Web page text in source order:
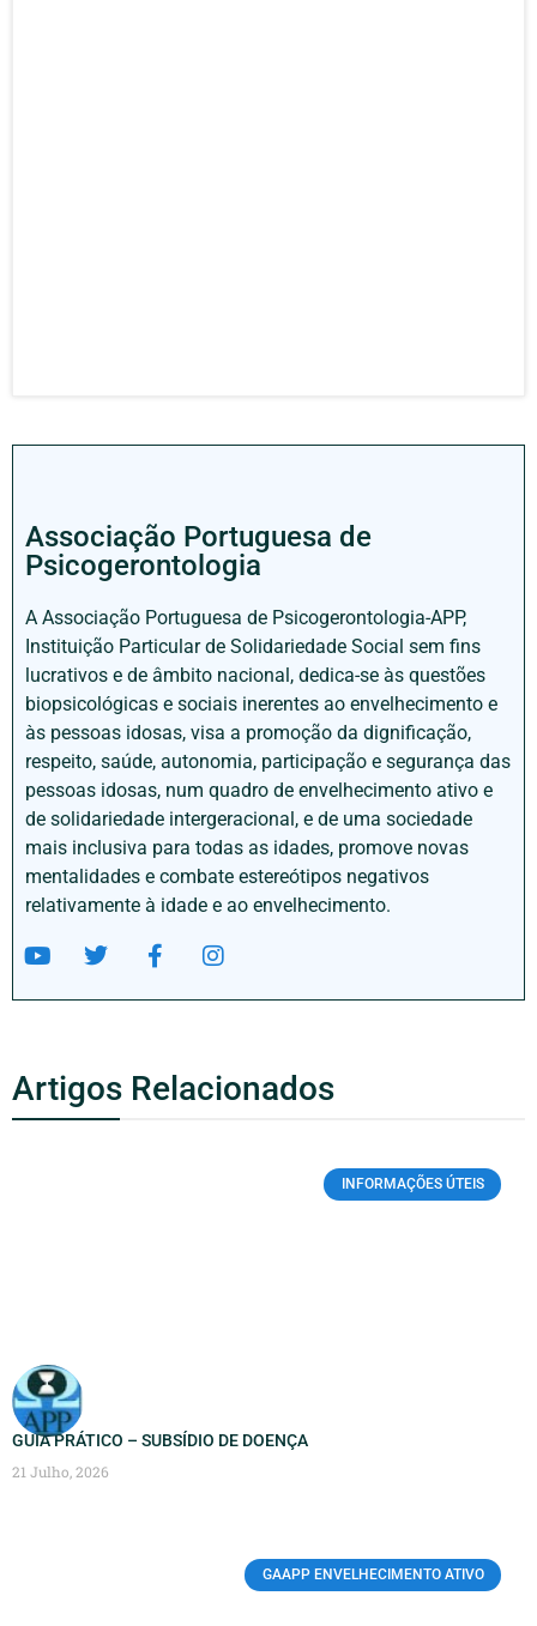
Associação Portuguesa de
Psicogerontologia
A Associação Portuguesa de Psicogerontologia-APP,
Instituição Particular de Solidariedade Social sem fins
lucrativos e de âmbito nacional, dedica-se às questões
biopsicológicas e sociais inerentes ao envelhecimento e
às pessoas idosas, visa a promoção da dignificação,
respeito, saúde, autonomia, participação e segurança das
pessoas idosas, num quadro de envelhecimento ativo e
de solidariedade intergeracional, e de uma sociedade
mais inclusiva para todas as idades, promove novas
mentalidades e combate estereótipos negativos
relativamente à idade e ao envelhecimento.
Artigos Relacionados
INFORMAÇÕES ÚTEIS
GUIA PRÁTICO – SUBSÍDIO DE DOENÇA
21 Julho, 2026
GAAPP ENVELHECIMENTO ATIVO